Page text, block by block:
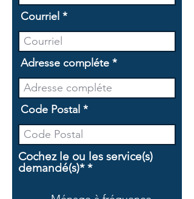
Courriel
Adresse compléte
Code Postal
Cochez le ou les service(s)
demandé(s)* *O